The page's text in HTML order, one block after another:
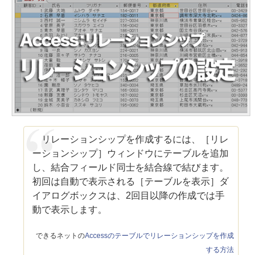
リレーションシップを作成するには、［リレ
ーションシップ］ウィンドウにテーブルを追加
し、結合フィールド同士を結合線で結びます。
初回は自動で表示される［テーブルを表示］ダ
イアログボックスは、2回目以降の作成では手
動で表示します。
できるネットのAccessのテーブルでリレーションシップを作成
する方法